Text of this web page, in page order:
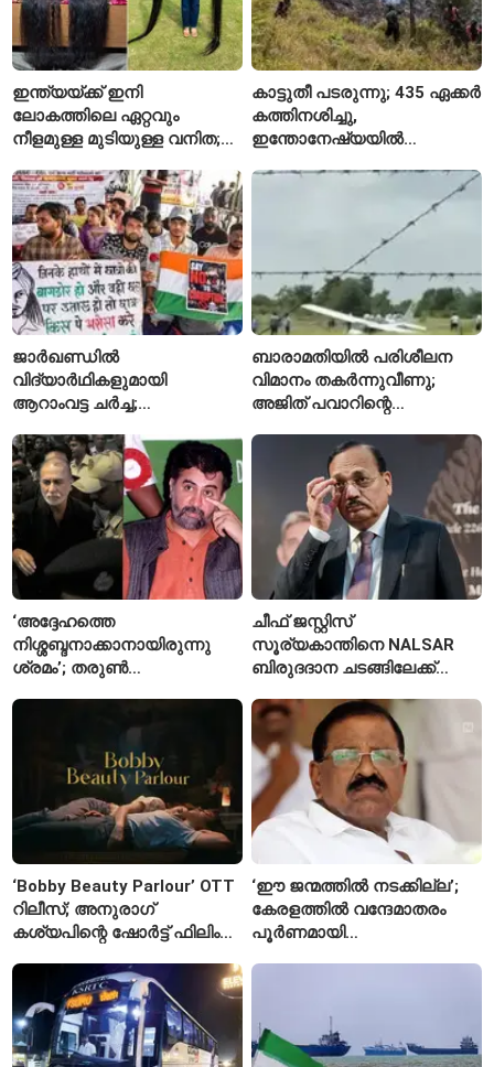
ഇന്ത്യയ്ക്ക് ഇനി
ലോകത്തിലെ ഏറ്റവും
നീളമുള്ള മുടിയുള്ള വനിത;
കാട്ടുതീ പടരുന്നു; 435 ഏക്കർ
കത്തിനശിച്ചു,
ഇന്തോനേഷ്യയിൽ
ജാർഖണ്ഡിൽ
വിദ്യാർഥികളുമായി
ആറാംവട്ട ചർച്ച;
ദിവസത്തിലേക്ക്
ബാരാമതിയിൽ പരിശീലന
വിമാനം തകർന്നുവീണു;
അജിത് പവാറിന്റെ
രണ്ടാമത്തെ സംഭവം
‘അദ്ദേഹത്തെ
നിശ്ശബ്ദനാക്കാനായിരുന്നു
ശ്രമം’; തരുണ്‍
കാരണമെന്ന് മകൾ
ചീഫ് ജസ്റ്റിസ്
സൂര്യകാന്തിനെ NALSAR
ബിരുദദാന ചടങ്ങിലേക്ക്
വിദ്യാർഥികളുടെ എതിർപ്പ്
‘Bobby Beauty Parlour’ OTT
റിലീസ്; അനുരാഗ്
കശ്യപിന്റെ ഷോർട്ട് ഫിലിം
‘ഈ ജന്മത്തിൽ നടക്കില്ല’;
കേരളത്തിൽ വന്ദേമാതരം
പൂർണമായി